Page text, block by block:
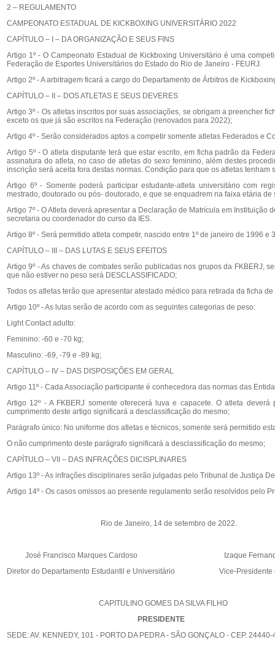
2 – REGULAMENTO
CAMPEONATO ESTADUAL DE KICKBOXING UNIVERSITÁRIO 2022
CAPÍTULO – I – DA ORGANIZAÇÃO E SEUS FINS
Artigo 1º - O Campeonato Estadual de Kickboxing Universitário é uma
Federação de Esportes Universitários do Estado do Rio de Janeiro - FEURJ.
Artigo 2º - A arbitragem ficará a cargo do Departamento de Árbitros de
CAPÍTULO – II – DOS ATLETAS E SEUS DEVERES
Artigo 3º - Os atletas inscritos por suas associações, se obrigam a preencher
exceto os que já são escritos na Federação (renovados para 2022);
Artigo 4º - Serão considerados aptos a competir somente atletas Federados e
Artigo 5º - O atleta disputante terá que estar escrito, em ficha padrão da
assinatura do atleta, no caso de atletas do sexo feminino, além destes
inscrição será aceita fora destas normas. Condição para que os atletas
Artigo 6º - Somente poderá participar estudante-atleta universitário com
mestrado, doutorado ou pós- doutorado, e que se enquadrem na faixa etária
Artigo 7º - O Atleta deverá apresentar a Declaração de Matrícula em
secretaria ou coordenador do curso da IES.
Artigo 8º - Será permitido atleta competir, nascido entre 1º de janeiro de 1996 e
CAPÍTULO – III – DAS LUTAS E SEUS EFEITOS
Artigo 9º - As chaves de combates serão publicadas nos grupos da FKBERJ,
que não estiver no peso será DESCLASSIFICADO;
Todos os atletas terão que apresentar atestado médico para retirada da ficha
Artigo 10º - As lutas serão de acordo com as seguintes categorias de peso:
Light Contact adulto:
Feminino: -60 e -70 kg;
Masculino: -69, -79 e -89 kg;
CAPÍTULO – IV – DAS DISPOSIÇÕES EM GERAL
Artigo 11º - Cada Associação participante é conhecedora das normas das
Artigo 12º - A FKBERJ somente oferecerá luva e capacete. O atleta
cumprimento deste artigo significará a desclassificação do mesmo;
Parágrafo único: No uniforme dos atletas e técnicos, somente será permitido
O não cumprimento deste parágrafo significará a desclassificação do mesmo;
CAPÍTULO – VII – DAS INFRAÇÕES DICISPLINARES
Artigo 13º - As infrações disciplinares serão julgadas pelo Tribunal de Justiça
Artigo 14º - Os casos omissos ao presente regulamento serão resolvidos pelo
Rio de Janeiro, 14 de setembro de 2022.
José Francisco Marques Cardoso Izaque Fernandes
Diretor do Departamento Estudantil e Universitário Vice-Presidente
CAPITULINO GOMES DA SILVA FILHO
PRESIDENTE
SEDE: AV. KENNEDY, 101 - PORTO DA PEDRA - SÃO GONÇALO - CEP.